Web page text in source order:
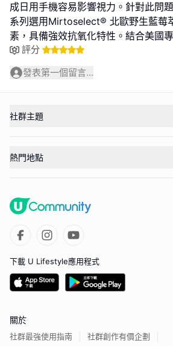
成日用手機容易影響視力。針對此問
系列選用Mirtoselect® 北歐野生藍莓
素，具備強效抗氧化特性。結合美國
評分
發表第一個留言...
社群主題
熱門地點
下載 U Lifestyle應用程式
關於
社群最強使用指南 社群創作有價企劃